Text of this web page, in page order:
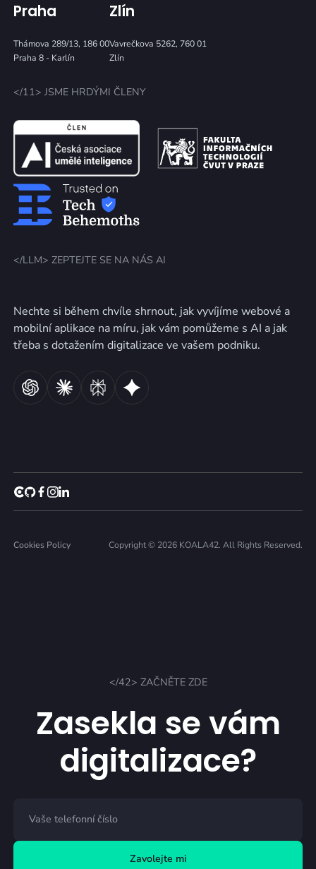
Praha
Thámova 289/13, 186 00
Praha 8 - Karlín
Zlín
Vavrečkova 5262, 760 01
Zlín
</11> JSME HRDÝMI ČLENY
</LLM> ZEPTEJTE SE NA NÁS AI
Nechte si během chvíle shrnout, jak vyvíjíme webové a
mobilní aplikace na míru, jak vám pomůžeme s AI a jak
třeba s dotažením digitalizace ve vašem podniku.
Cookies Policy Copyright © 2026 KOALA42. All Rights Reserved.
</42> ZAČNĚTE ZDE
Zasekla se vám
digitalizace?